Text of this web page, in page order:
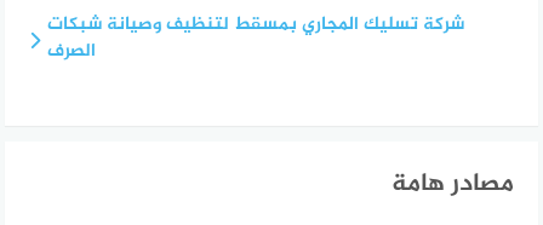
شركة تسليك المجاري بمسقط لتنظيف وصيانة شبكات
الصرف
مصادر هامة